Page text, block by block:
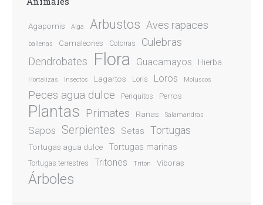
Agapornis Alga Arbustos Aves rapaces
ballenas Camaleones Cotorras Culebras
Dendrobates Flora Guacamayos Hierba
Hortalizas Insectos Lagartos Loris Loros Moluscos
Peces agua dulce Periquitos Perros
Plantas Primates Ranas Salamandras
Sapos Serpientes Setas Tortugas
Tortugas agua dulce Tortugas marinas
Tortugas terrestres Tritones Tritón Víboras
Árboles